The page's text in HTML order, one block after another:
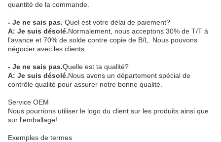
quantité de la commande.
- Je ne sais pas. Quel est votre délai de paiement?
A: Je suis désolé.Normalement, nous acceptons 30% de T/T à
l'avance et 70% de solde contre copie de B/L. Nous pouvons
négocier avec les clients.
- Je ne sais pas.Quelle est ta qualité?
A: Je suis désolé.Nous avons un département spécial de
contrôle qualité pour assurer notre bonne qualité.
Service OEM
Nous pourrions utiliser le logo du client sur les produits ainsi que
sur l'emballage!
Exemples de termes